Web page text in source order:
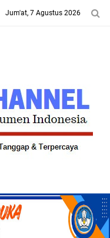
Jum'at, 7 Agustus 2026